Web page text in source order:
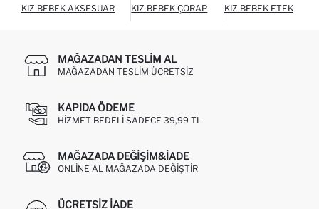
KIZ BEBEK AKSESUAR KIZ BEBEK ÇORAP KIZ BEBEK ETEK
MAĞAZADAN TESLIM AL
MAĞAZADAN TESLIM ÜCRETSIZ
KAPIDA ÖDEME
HIZMET BEDELI SADECE 39,99 TL
MAĞAZADA DEĞIŞIM&İADE
ONLINE AL MAĞAZADA DEĞIŞTIR
ÜCRETSIZ IADE